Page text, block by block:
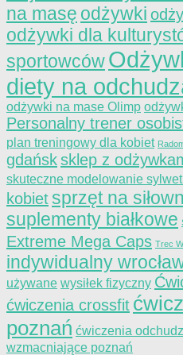
na masę odżywki
odżywki dla
sportowców
diety na
odżywki na mase Olimp
Personalny trener
plan treningowy dla kobiet
gdańsksklep z
skuteczne modelowanie
kobiet sprzęt na
suplementy białkowe
Extreme Mega Caps Trec
indywidualny
używane wysiłek fizyczny
ćwiczenia crossfit
poznań ćwiczenia
wzmacniające poznań